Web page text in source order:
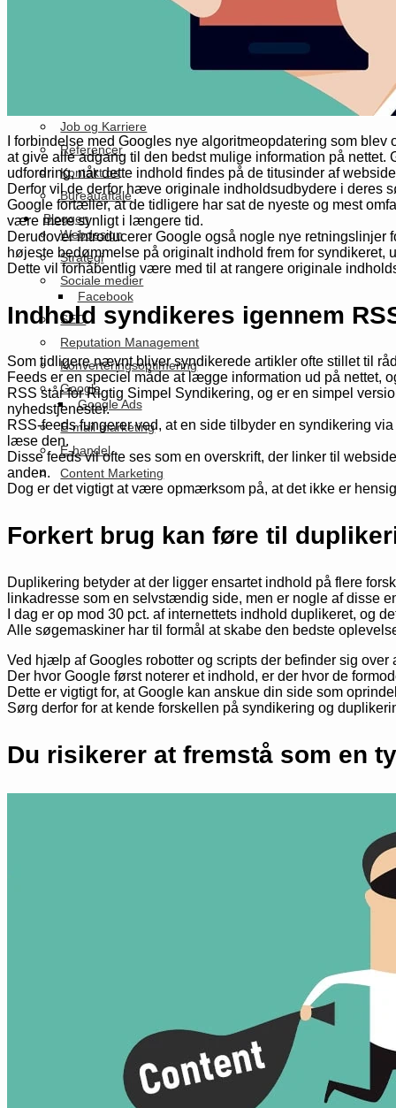
Vækstrettet kompetenceudvikling
Job og Karriere
Referencer
Kontakt os
Bureauaftale
Bloggen
Webdesign
Strategi
Sociale medier
Facebook
SEO
Reputation Management
Konverteringsoptimering
Google
Google Ads
E-mail marketing
E-handel
Content Marketing
I forbindelse med Googles nye algoritmeopdatering som
at give alle adgang til den bedst mulige information på
udfordring, når dette indhold findes på de titusinder af
Derfor vil de derfor hæve originale indholdsudbydere i deres
Google fortæller, at de tidligere har sat de nyeste og mest
være mere synligt i længere tid.
Derudover introducerer Google også nogle nye
højeste bedømmelse på originalt indhold frem for
Dette vil forhåbentlig være med til at rangere originale
Indhold syndikeres igennem
Som tidligere nævnt bliver syndikerede artikler ofte stillet til
Feeds er en speciel måde at lægge information ud på nettet,
RSS står for Rigtig Simpel Syndikering, og er en simpel
nyhedstjenester.
RSS-feeds fungerer ved, at en side tilbyder en syndikering
læse den.
Disse feeds vil ofte ses som en overskrift, der linker til
anden.
Dog er det vigtigt at være opmærksom på, at det ikke er
Forkert brug kan føre til
Duplikering betyder at der ligger ensartet indhold på flere
linkadresse som en selvstændig side, men er nogle af disse
I dag er op mod 30 pct. af internettets indhold duplikeret, og
Alle søgemaskiner har til formål at skabe den bedste
Ved hjælp af Googles robotter og scripts der befinder sig
Der hvor Google først noterer et indhold, er der hvor de
Dette er vigtigt for, at Google kan anskue din side som
Sørg derfor for at kende forskellen på syndikering og
Du risikerer at fremstå som en